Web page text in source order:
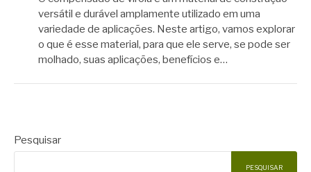
versátil e durável amplamente utilizado em uma
variedade de aplicações. Neste artigo, vamos explorar
o que é esse material, para que ele serve, se pode ser
molhado, suas aplicações, benefícios e…
Pesquisar
PESQUISAR